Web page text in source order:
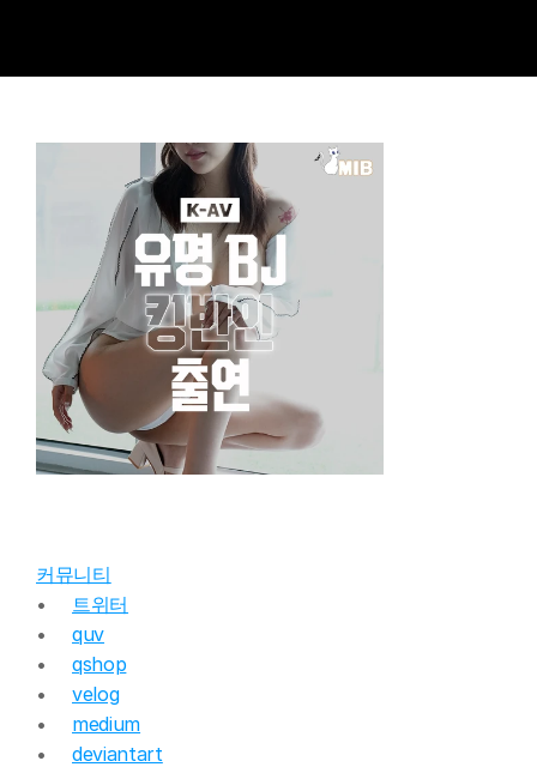
커뮤니티
트위터
quv
qshop
velog
medium
deviantart